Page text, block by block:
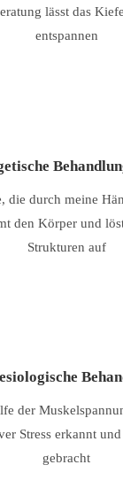
lässt das
entspannen
die durch meine
den Körper und
Strukturen auf
der
Stress erkannt
gebracht